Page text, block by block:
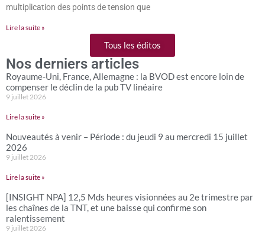
multiplication des points de tension que
Lire la suite »
Tous les éditos
Nos derniers articles
Royaume-Uni, France, Allemagne : la BVOD est encore loin de
compenser le déclin de la pub TV linéaire
9 juillet 2026
Lire la suite »
Nouveautés à venir – Période : du jeudi 9 au mercredi 15 juillet
2026
9 juillet 2026
Lire la suite »
[INSIGHT NPA] 12,5 Mds heures visionnées au 2e trimestre par
les chaînes de la TNT, et une baisse qui confirme son
ralentissement
9 juillet 2026